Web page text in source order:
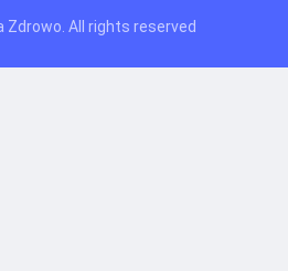
Zdrowo. All rights reserved